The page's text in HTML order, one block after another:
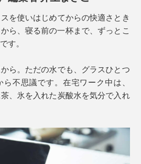
のある丸い飲み口で、口当たりがまろやか。
そのため、高度な技術が必要とさ
つくれないカタチ。
を使いはじめてからの快適さとき
ら、寝る前の一杯まで、ずっとこ
す。
ら。ただの水でも、グラスひとつ
不思議です。在宅ワーク中は、
、氷を入れた炭酸水を気分で入れ